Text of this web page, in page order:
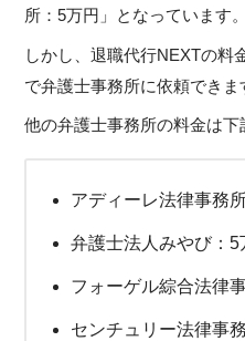
所：5万円」となっています。
しかし、退職代行NEXTの料
で弁護士事務所に依頼できま
他の弁護士事務所の料金は下
アディーレ法律事務
弁護士法人みやび：5
フォーゲル綜合法律
センチュリー法律事